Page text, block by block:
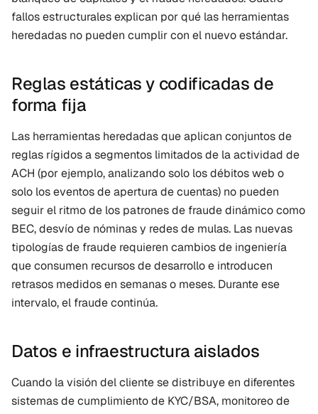
fallos estructurales explican por qué las herramientas
heredadas no pueden cumplir con el nuevo estándar.
Reglas estáticas y codificadas de
forma fija
Las herramientas heredadas que aplican conjuntos de
reglas rígidos a segmentos limitados de la actividad de
ACH (por ejemplo, analizando solo los débitos web o
solo los eventos de apertura de cuentas) no pueden
seguir el ritmo de los patrones de fraude dinámico como
BEC, desvío de nóminas y redes de mulas. Las nuevas
tipologías de fraude requieren cambios de ingeniería
que consumen recursos de desarrollo e introducen
retrasos medidos en semanas o meses. Durante ese
intervalo, el fraude continúa.
Datos e infraestructura aislados
Cuando la visión del cliente se distribuye en diferentes
sistemas de cumplimiento de KYC/BSA, monitoreo de